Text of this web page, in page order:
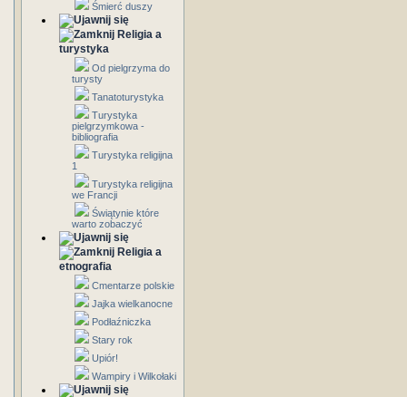
Śmierć duszy
Religia a
turystyka
Od pielgrzyma do
turysty
Tanatoturystyka
Turystyka
pielgrzymkowa -
bibliografia
Turystyka religijna
1
Turystyka religijna
we Francji
Świątynie które
warto zobaczyć
Religia a
etnografia
Cmentarze polskie
Jajka wielkanocne
Podłaźniczka
Stary rok
Upiór!
Wampiry i Wilkołaki